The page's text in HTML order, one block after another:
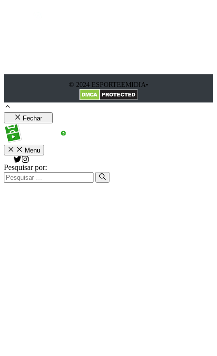
© 2024 ESPORTEEMIDIA•
Fechar
Menu
Pesquisar por: